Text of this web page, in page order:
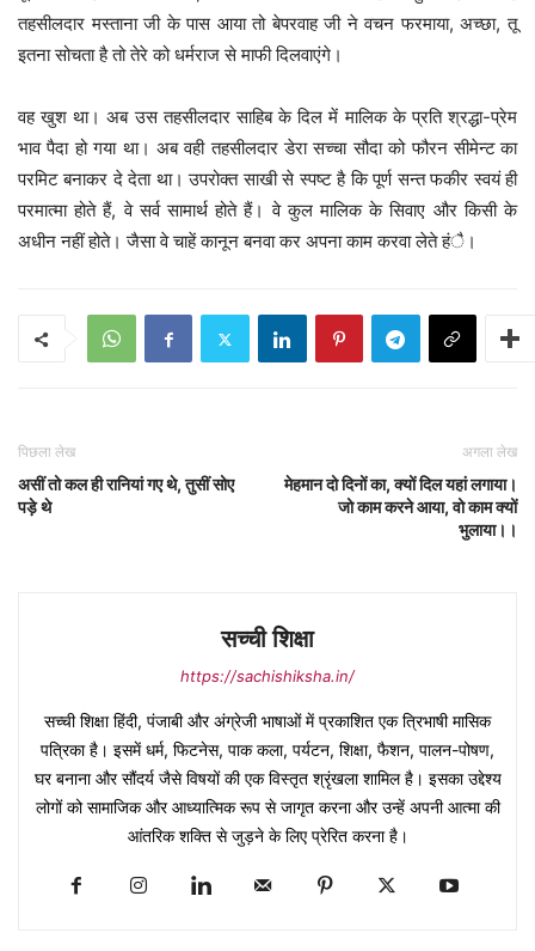
तहसीलदार मस्ताना जी के पास आया तो बेपरवाह जी ने वचन फरमाया, अच्छा, तू
इतना सोचता है तो तेरे को धर्मराज से माफी दिलवाएंगे।
वह खुश था। अब उस तहसीलदार साहिब के दिल में मालिक के प्रति श्रद्धा-प्रेम
भाव पैदा हो गया था। अब वही तहसीलदार डेरा सच्चा सौदा को फौरन सीमेन्ट का
परमिट बनाकर दे देता था। उपरोक्त साखी से स्पष्ट है कि पूर्ण सन्त फकीर स्वयं ही
परमात्मा होते हैं, वे सर्व सामार्थ होते हैं। वे कुल मालिक के सिवाए और किसी के
अधीन नहीं होते। जैसा वे चाहें कानून बनवा कर अपना काम करवा लेते हंै।
पिछला लेख
असीं तो कल ही रानियां गए थे, तुसीं सोए
पड़े थे
अगला लेख
मेहमान दो दिनों का, क्यों दिल यहां लगाया।
जो काम करने आया, वो काम क्यों
भुलाया।।
सच्ची शिक्षा
https://sachishiksha.in/
सच्ची शिक्षा हिंदी, पंजाबी और अंग्रेजी भाषाओं में प्रकाशित एक त्रिभाषी मासिक
पत्रिका है। इसमें धर्म, फिटनेस, पाक कला, पर्यटन, शिक्षा, फैशन, पालन-पोषण,
घर बनाना और सौंदर्य जैसे विषयों की एक विस्तृत श्रृंखला शामिल है। इसका उद्देश्य
लोगों को सामाजिक और आध्यात्मिक रूप से जागृत करना और उन्हें अपनी आत्मा की
आंतरिक शक्ति से जुड़ने के लिए प्रेरित करना है।